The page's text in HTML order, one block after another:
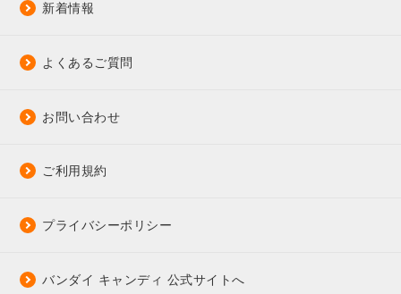
新着情報
よくあるご質問
お問い合わせ
ご利用規約
プライバシーポリシー
バンダイ キャンディ 公式サイトへ